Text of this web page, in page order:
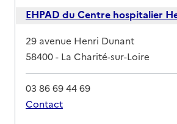
EHPAD du Centre hospitalier
Adresse
29 avenue Henri Dunant
58400- La Charité-sur-Loire
03 86 69 44 69
Contact